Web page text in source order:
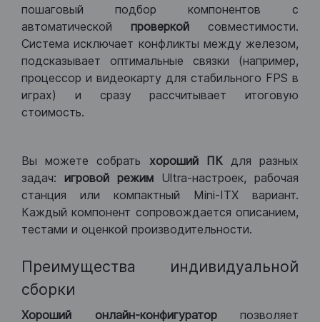
пошаговый подбор компонентов с
автоматической проверкой совместимости.
Система исключает конфликты между железом,
подсказывает оптимальные связки (например,
процессор и видеокарту для стабильного FPS в
играх) и сразу рассчитывает итоговую
стоимость.
Вы можете собрать хороший ПКдля разных
задач: игровой режим Ultra-настроек, рабочая
станция или компактный Mini-ITX вариант.
Каждый компонент сопровождается описанием,
тестами и оценкой производительности.
Преимущества индивидуальной
сборки
Хороший онлайн-конфигураторпозволяет